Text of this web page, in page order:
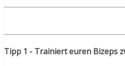
Tipp 1 - Trainiert euren Bizeps